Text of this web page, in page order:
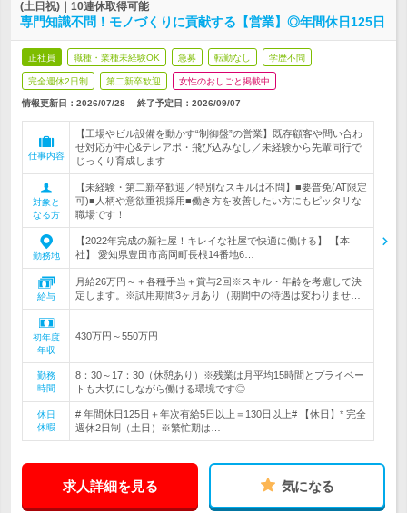
(土日祝)｜10連休取得可能
専門知識不問！モノづくりに貢献する【営業】◎年間休日125日
正社員 職種・業種未経験OK 急募 転勤なし 学歴不問
完全週休2日制 第二新卒歓迎 女性のおしごと掲載中
情報更新日：2026/07/28 終了予定日： 2026/09/07
仕事内容
【工場やビル設備を動かす“制御盤”の営業】既存顧客や問い合わ
せ対応が中心&テレアポ・飛び込みなし／未経験から先輩同行で
じっくり育成します
対象と
なる方
【未経験・第二新卒歓迎／特別なスキルは不問】■要普免(AT限定
可)■人柄や意欲重視採用■働き方を改善したい方にもピッタリな
職場です！
勤務地
【2022年完成の新社屋！キレイな社屋で快適に働ける】 【本
社】 愛知県豊田市高岡町長根14番地6…
給与
月給26万円～＋各種手当＋賞与2回※スキル・年齢を考慮して決
定します。※試用期間3ヶ月あり（期間中の待遇は変わりませ…
初年度
年収
430万円～550万円
勤務
時間
8：30～17：30（休憩あり）※残業は月平均15時間とプライベー
トも大切にしながら働ける環境です◎
休日
休暇
# 年間休日125日＋年次有給5日以上＝130日以上# 【休日】* 完全
週休2日制（土日）※繁忙期は…
求人詳細を見る 気になる